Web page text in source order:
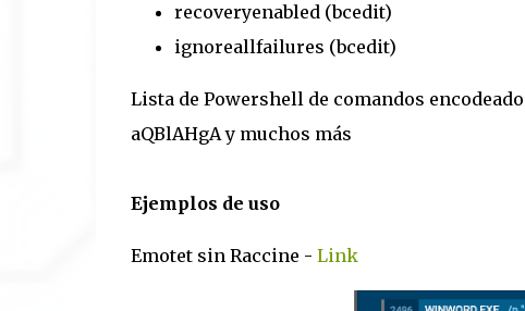
recoveryenabled (bcedit)
ignoreallfailures (bcedit)
Lista de Powershell de comandos
aQBlAHgA y muchos más
Ejemplos de uso
Emotet sin Raccine - Link